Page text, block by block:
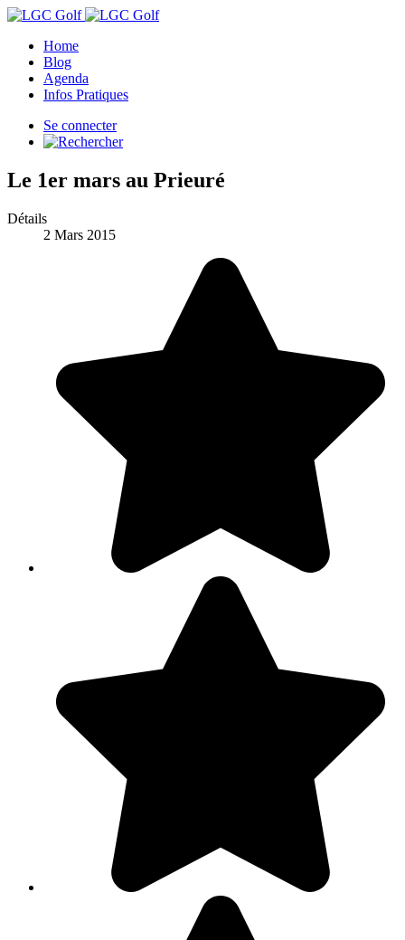
Home
Blog
Agenda
Infos Pratiques
Se connecter
Le 1er mars au Prieuré
Détails
2 Mars 2015